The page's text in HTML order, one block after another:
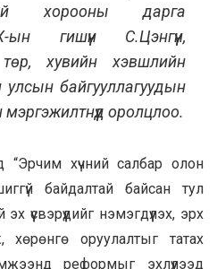
хорооны дарга
гишүүн С.Цэнгүүн,
хувийн хэвшлийн
улсын байгууллагуудын
оролцлоо.
хүчний салбар олон
байдалтай байсан тул
үүсвэрүүдийг нэмэгдүүлэх, эрх
хөрөнгө оруулалтыг татах
реформыг эхлүүлээд